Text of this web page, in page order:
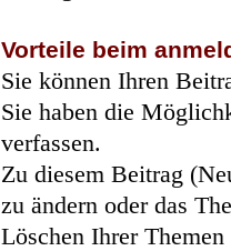
Vorteile beim
Sie können Ihren
Sie haben die
verfassen.
Zu diesem Beitrag
zu ändern oder das
Löschen Ihrer